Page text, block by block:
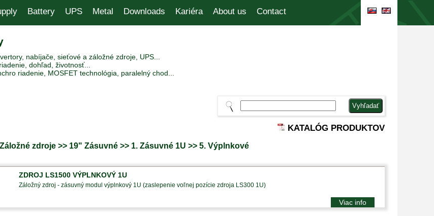
Battery UPS Metal Downloads Kariéra About us Contact
nabíjače, sieťové a záložné zdroje, UPS...
dohľad, životnosť...
riadenie, MOSFET technológia, paralelný chod...
KATALÓG PRODUKTOV
zdroje >> 19" Zásuvné >> 1. Zásuvné 1U >> 5. Výplnkové
ZDROJ LS1500 VÝPLNKOVÝ 1U
Záložný zdroj - zásuvný modul výplnkový 1U (zaslepenie voľnej pozície zdroja LS300 1U)
Viac info